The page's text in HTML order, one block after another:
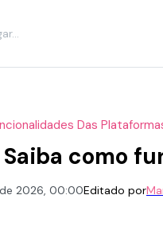
Das
Saiba como
2026, 00:00Editado por